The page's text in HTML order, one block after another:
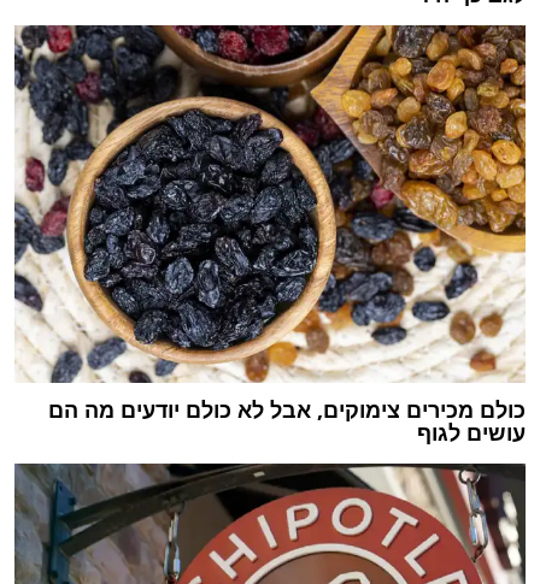
כולם מכירים צימוקים, אבל לא כולם יודעים מה הם
עושים לגוף